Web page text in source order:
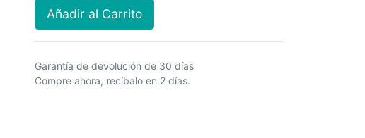
Añadir al Carrito
Garantía de devolución de 30 días
Compre ahora, recíbalo en 2 días.